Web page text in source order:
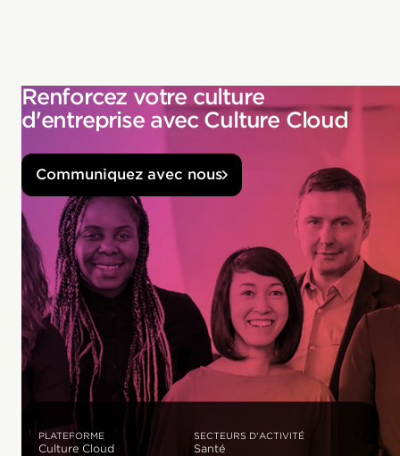
Renforcez votre culture
d'entreprise avec Culture Cloud
Communiquez avec nous
PLATEFORME
Culture Cloud
SECTEURS D'ACTIVITÉ
Santé